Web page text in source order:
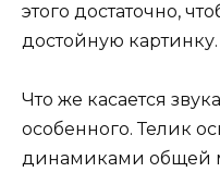
этого достаточно,
достойную картинку.
Что же касается
особенного. Телик
динамиками общей